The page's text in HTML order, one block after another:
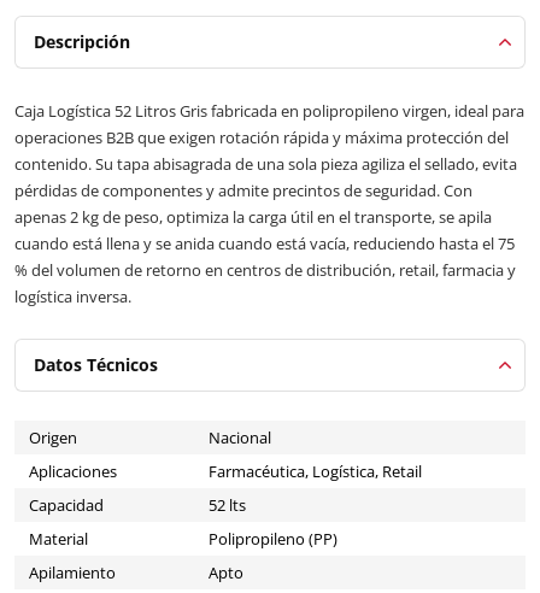
Descripción
Caja Logística 52 Litros Gris fabricada en polipropileno virgen, ideal para
operaciones B2B que exigen rotación rápida y máxima protección del
contenido. Su tapa abisagrada de una sola pieza agiliza el sellado, evita
pérdidas de componentes y admite precintos de seguridad. Con
apenas 2 kg de peso, optimiza la carga útil en el transporte, se apila
cuando está llena y se anida cuando está vacía, reduciendo hasta el 75
% del volumen de retorno en centros de distribución, retail, farmacia y
logística inversa.
Datos Técnicos
Origen
Nacional
Aplicaciones
Farmacéutica, Logística, Retail
Capacidad
52 lts
Material
Polipropileno (PP)
Apilamiento
Apto